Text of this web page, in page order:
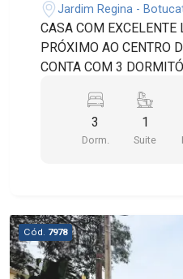
Jardim Regina -
CASA COM EXCELENTE
PRÓXIMO AO CENTRO
CONTA COM 3
DESPENSA,
SOCIAIS, QUINTAL,
2 VAGAS DE GARAGEM
3
Dorm.
1
Suite
Cód. 7978